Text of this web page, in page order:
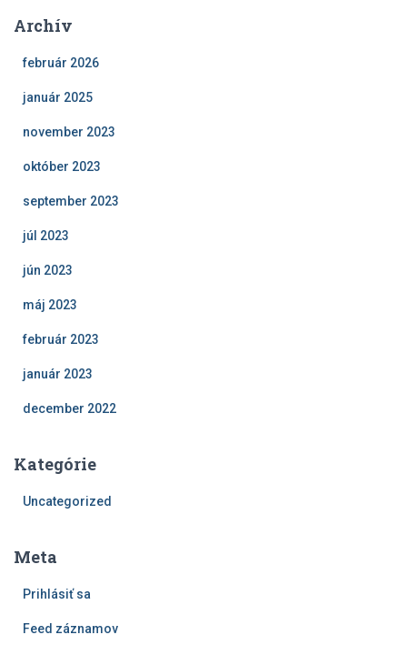
Archív
február 2026
január 2025
november 2023
október 2023
september 2023
júl 2023
jún 2023
máj 2023
február 2023
január 2023
december 2022
Kategórie
Uncategorized
Meta
Prihlásiť sa
Feed záznamov